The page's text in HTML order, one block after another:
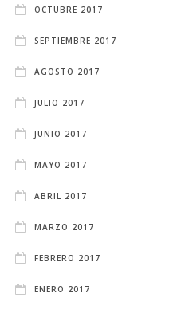
OCTUBRE 2017
SEPTIEMBRE 2017
AGOSTO 2017
JULIO 2017
JUNIO 2017
MAYO 2017
ABRIL 2017
MARZO 2017
FEBRERO 2017
ENERO 2017